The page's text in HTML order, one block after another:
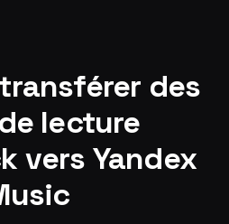
des
lecture
vers Yandex